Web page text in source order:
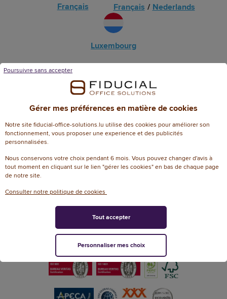
Français Français / Nederlands
Luxembourg
de nos clients
Livraison offerte
dès 50€ HT d’achat
dans votre bureau
Nos labels de confiance
Gérer mes préférences en matière de cookies
Notre site fiducial-office-solutions.lu utilise des cookies pour améliorer son
fonctionnement, vous proposer une experience et des publicités
personnalisées.
Nous conservons votre choix pendant 6 mois. Vous pouvez changer d'avis à
tout moment en cliquant sur le lien "gérer les cookies" en bas de chaque page
de notre site.
Consulter notre politique de cookies
Poursuivre sans accepter
Personnaliser mes choix
Tout accepter